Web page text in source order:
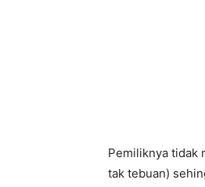
Pemiliknya tidak
tak tebuan)